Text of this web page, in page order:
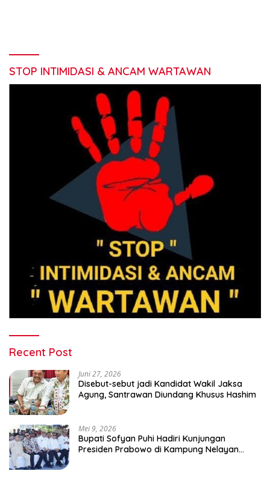
STOP INTIMIDASI & ANCAM WARTAWAN
Recent Post
Juni 27, 2026
Disebut-sebut jadi Kandidat Wakil Jaksa
Agung, Santrawan Diundang Khusus Hashim
Mei 9, 2026
Bupati Sofyan Puhi Hadiri Kunjungan
Presiden Prabowo di Kampung Nelayan